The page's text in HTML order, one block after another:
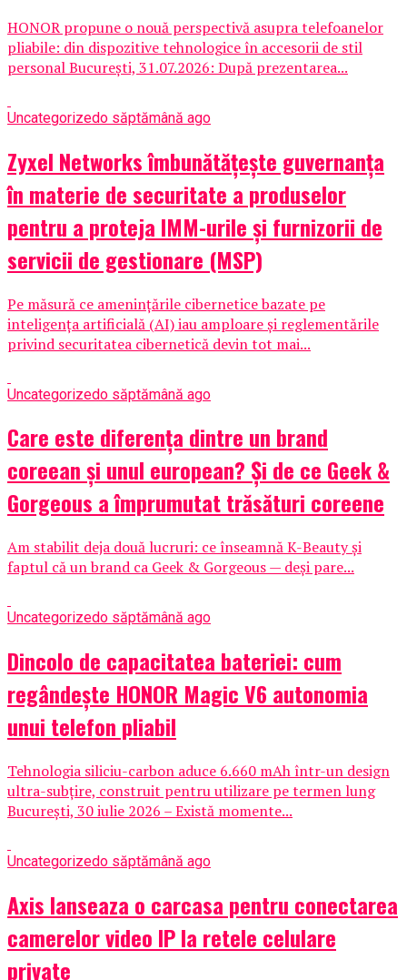
HONOR propune o nouă perspectivă asupra telefoanelor
pliabile: din dispozitive tehnologice în accesorii de stil
personal București, 31.07.2026: După prezentarea...
Uncategorizedo săptămână ago
Zyxel Networks îmbunătățește guvernanța
în materie de securitate a produselor
pentru a proteja IMM-urile și furnizorii de
servicii de gestionare (MSP)
Pe măsură ce amenințările cibernetice bazate pe
inteligența artificială (AI) iau amploare și reglementările
privind securitatea cibernetică devin tot mai...
Uncategorizedo săptămână ago
Care este diferența dintre un brand
coreean și unul european? Și de ce Geek &
Gorgeous a împrumutat trăsături coreene
Am stabilit deja două lucruri: ce înseamnă K-Beauty și
faptul că un brand ca Geek & Gorgeous — deși pare...
Uncategorizedo săptămână ago
Dincolo de capacitatea bateriei: cum
regândește HONOR Magic V6 autonomia
unui telefon pliabil
Tehnologia siliciu-carbon aduce 6.660 mAh într-un design
ultra-subțire, construit pentru utilizare pe termen lung
București, 30 iulie 2026 – Există momente...
Uncategorizedo săptămână ago
Axis lanseaza o carcasa pentru conectarea
camerelor video IP la retele celulare
private